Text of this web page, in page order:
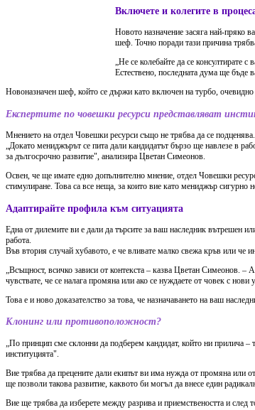
Включете и колегите в
Новото назначение засяга най-пряко
шеф. Точно поради тази причина
„Не се колебайте да се консултирате
Естествено, последната дума ще бъде
Новоназначен шеф, който се държи като включен на турбо, очевидно
Експертите по човешки ресурси представляват
Мнението на отдел Човешки ресурси също не трябва да се подценява.
„Докато мениджърът се пита дали кандидатът бързо ще навлезе в
за дългосрочно развитие", анализира Цветан Симеонов.
Освен, че ще имате едно допълнително мнение, отдел Човешки
стимулиране. Това са все неща, за които вие като мениджър сигурно
Адаптирайте профила към ситуацията
Една от дилемите ви е дали да търсите за ваш наследник вътрешен
работа.
Във втория случай хубавото, е че вливате малко свежа кръв или че
„Всъщност, всичко зависи от контекста – казва Цветан Симеонов. –
чувствате, че се налага промяна или ако се нуждаете от човек с
Това е и ново доказателство за това, че назначаването на ваш
Клонинг или противоположност?
„По принцип сме склонни да подберем кандидат, който ни прилича
институцията".
Вие трябва да прецените дали екипът ви има нужда от промяна или
ще позволи такова развитие, каквото би могъл да внесе един
Вие ще трябва да изберете между разрива и приемствеността и след